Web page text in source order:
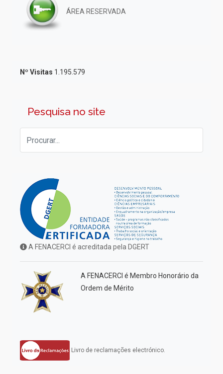
ÁREA RESERVADA
Nº Visitas 1.195.579
Pesquisa no site
A FENACERCI é acreditada pela DGERT
A FENACERCI é Membro Honorário da
Ordem de Mérito
Livro de reclamações electrónico.